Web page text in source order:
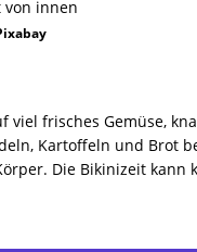
frisches Gemüse,
Kartoffeln und Brot
Die Bikinizeit kann